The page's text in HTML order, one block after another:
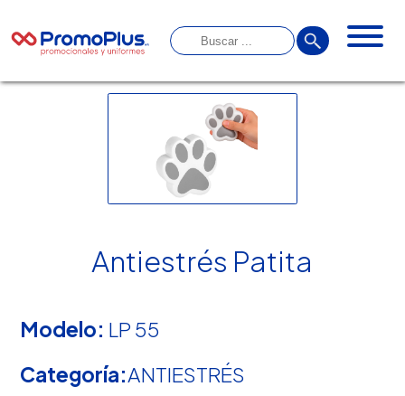
Antiestrés Patita
Modelo: LP 55
Categoría:ANTIESTRÉS